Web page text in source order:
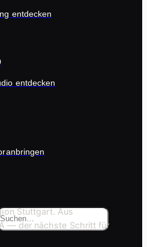
entdecken
entdecken
Stuttgart. Aus
— der nächste Schritt für